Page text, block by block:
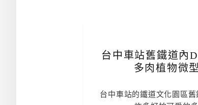
台中車站舊鐵道內
多肉植物微
台中車站的鐵道文化園區